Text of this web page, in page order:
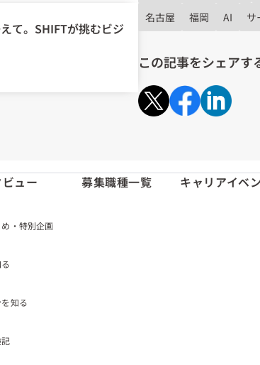
て。SHIFTが挑むビジ
名古屋
福岡 AI サ
この記事をシェアす
ュー
・特別企画
知る
募集職種一覧 キャリアイベ